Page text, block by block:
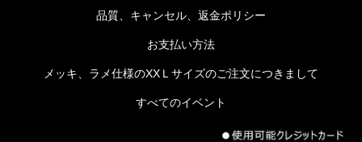
品質、キャンセル、返金ポリシー
お支払い方法
メッキ、ラメ仕様のXXＬサイズのご注文につきまして
すべてのイベント